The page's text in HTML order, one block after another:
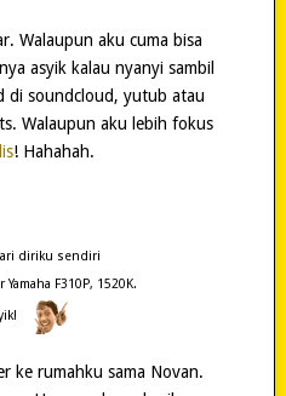
Walaupun aku cuma bisa
asyik kalau nyanyi sambil
di soundcloud, yutub atau
Walaupun aku lebih fokus
! Hahahah.
diriku sendiri
F310P, 1520K.
ke rumahku sama Novan.